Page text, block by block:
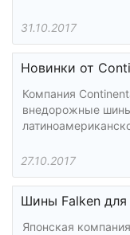
31.10.2017
Новинки от
Компания
внедорожные
27.10.2017
Шины Falken для
Японская